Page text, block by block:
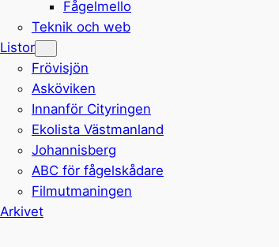
Fågelmello
Teknik och web
Listor
Frövisjön
Asköviken
Innanför Cityringen
Ekolista Västmanland
Johannisberg
ABC för fågelskådare
Filmutmaningen
Arkivet